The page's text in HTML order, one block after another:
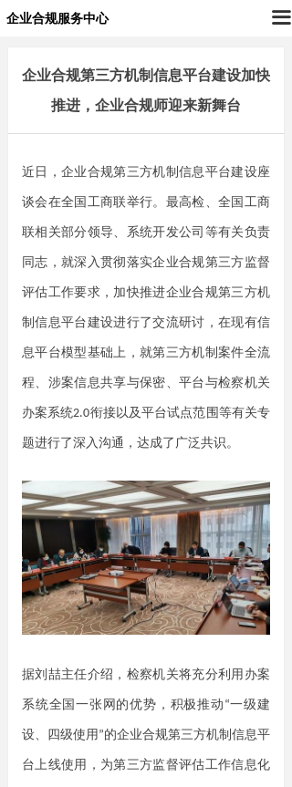
끀
企业合规服务中心
企业合规第三方机制信息平台建设加快
推进，企业合规师迎来新舞台
近日，企业合规第三方机制信息平台建设座
谈会在全国工商联举行。最高检、全国工商
联相关部分领导、 系统开发公司等有关负责
同志，就深入贯彻落实企业合规第三方监督
评估工作要求，加快推进企业合规第三方机
制信息平台建设进行了交流研讨，在现有信
息平台模型基础上，就第三方机制案件全流
程、涉案信息共享与保密、平台与检察机关
办案系统2.0衔接以及平台试点范围等有关专
题进行了深入沟通，达成了广泛共识。
据刘喆主任介绍，检察机关将充分利用办案
系统全国一张网的优势，积极推动 “一级建
设、四级使用 ”的企业合规第三方机制信息平
台上线使用，为第三方监督评估工作信息化